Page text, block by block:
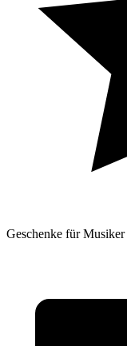
Geschenke für Musiker